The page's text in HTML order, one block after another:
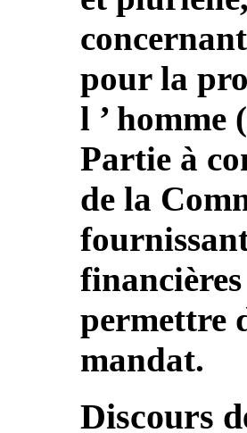
pour la
l ’ homme
Partie à
de la
permettre
mandat.
Discours